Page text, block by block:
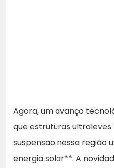
Agora, um avanço
que estruturas
suspensão nessa região
energia solar**. A